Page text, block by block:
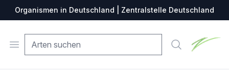
Organismen in Deutschland | Zentralstelle Deutschland
Open menu Suche